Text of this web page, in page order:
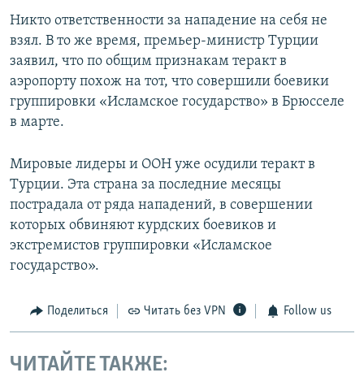
Никто ответственности за нападение на себя не
взял. В то же время, премьер-министр Турции
заявил, что по общим признакам теракт в
аэропорту похож на тот, что совершили боевики
группировки «Исламское государство» в Брюсселе
в марте.
Мировые лидеры и ООН уже осудили теракт в
Турции. Эта страна за последние месяцы
пострадала от ряда нападений, в совершении
которых обвиняют курдских боевиков и
экстремистов группировки «Исламское
государство».
Поделиться Читать без VPN Follow us
ЧИТАЙТЕ ТАКЖЕ: